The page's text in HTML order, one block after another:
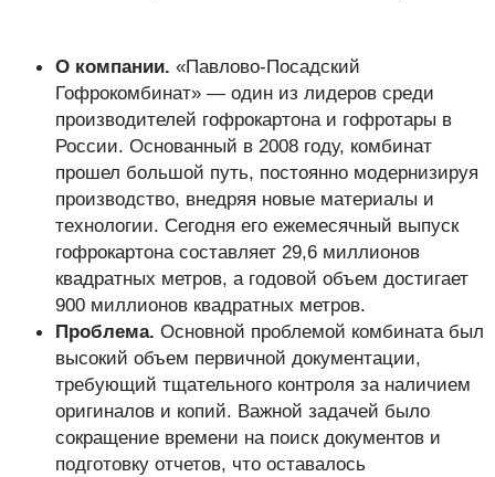
О компании. «Павлово-Посадский
Гофрокомбинат» — один из лидеров среди
производителей гофрокартона и гофротары в
России. Основанный в 2008 году, комбинат
прошел большой путь, постоянно модернизируя
производство, внедряя новые материалы и
технологии. Сегодня его ежемесячный выпуск
гофрокартона составляет 29,6 миллионов
квадратных метров, а годовой объем достигает
900 миллионов квадратных метров.
Проблема. Основной проблемой комбината был
высокий объем первичной документации,
требующий тщательного контроля за наличием
оригиналов и копий. Важной задачей было
сокращение времени на поиск документов и
подготовку отчетов, что оставалось